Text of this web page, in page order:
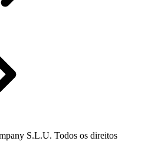
S.L.U. Todos os direitos